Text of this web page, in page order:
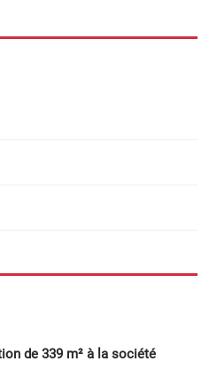
de 339 m² à la société